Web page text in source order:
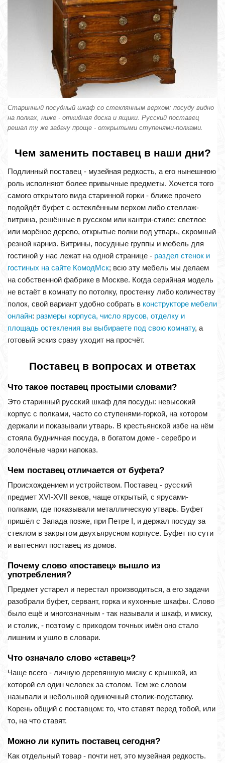
Старинный посудный шкаф со стеклянным верхом: посуду видно
на полках, ниже - откидная доска и ящики. Русский поставец
решал ту же задачу проще - открытыми ступенями-полками.
Чем заменить поставец в наши дни?
Подлинный поставец - музейная редкость, а его нынешнюю
роль исполняют более привычные предметы. Хочется того
самого открытого вида старинной горки - ближе прочего
подойдёт буфет с остеклённым верхом либо стеллаж-
витрина, решённые в русском или кантри-стиле: светлое
или морёное дерево, открытые полки под утварь, скромный
резной карниз. Витрины, посудные группы и мебель для
гостиной у нас лежат на одной странице - раздел стенок и
гостиных на сайте КомодМск; всю эту мебель мы делаем
на собственной фабрике в Москве. Когда серийная модель
не встаёт в комнату по потолку, простенку либо количеству
полок, свой вариант удобно собрать в конструкторе мебели
онлайн: размеры корпуса, число ярусов, отделку и
площадь остекления вы выбираете под свою комнату, а
готовый эскиз сразу уходит на просчёт.
Поставец в вопросах и ответах
Что такое поставец простыми словами?
Это старинный русский шкаф для посуды: невысокий
корпус с полками, часто со ступенями-горкой, на котором
держали и показывали утварь. В крестьянской избе на нём
стояла будничная посуда, в богатом доме - серебро и
золочёные чарки напоказ.
Чем поставец отличается от буфета?
Происхождением и устройством. Поставец - русский
предмет XVI-XVII веков, чаще открытый, с ярусами-
полками, где показывали металлическую утварь. Буфет
пришёл с Запада позже, при Петре I, и держал посуду за
стеклом в закрытом двухъярусном корпусе. Буфет по сути
и вытеснил поставец из домов.
Почему слово «поставец» вышло из
употребления?
Предмет устарел и перестал производиться, а его задачи
разобрали буфет, сервант, горка и кухонные шкафы. Слово
было ещё и многозначным - так называли и шкаф, и миску,
и столик, - поэтому с приходом точных имён оно стало
лишним и ушло в словари.
Что означало слово «ставец»?
Чаще всего - личную деревянную миску с крышкой, из
которой ел один человек за столом. Тем же словом
называли и небольшой одиночный столик-подставку.
Корень общий с поставцом: то, что ставят перед тобой, или
то, на что ставят.
Можно ли купить поставец сегодня?
Как отдельный товар - почти нет, это музейная редкость.